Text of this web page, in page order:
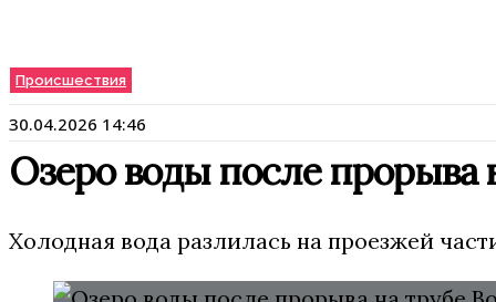
Происшествия
30.04.2026 14:46
Озеро воды после прорыва
Холодная вода разлилась на проезжей